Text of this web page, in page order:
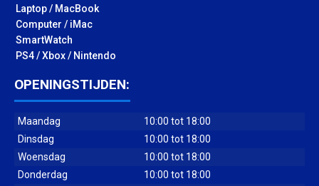
Laptop / MacBook
Computer / iMac
SmartWatch
PS4 / Xbox / Nintendo
OPENINGSTIJDEN:
Maandag
10:00 tot 18:00
Dinsdag
10:00 tot 18:00
Woensdag
10:00 tot 18:00
Donderdag
10:00 tot 18:00